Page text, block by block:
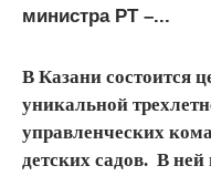
министра РТ –...
В Казани состоится
уникальной
управленческих
детских садов. В